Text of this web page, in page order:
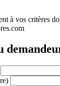
à vos critères